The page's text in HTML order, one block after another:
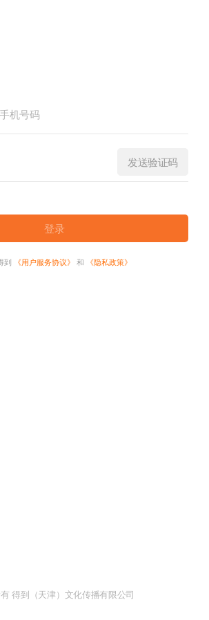
发送验证码
登录
到 《用户服务协议》 和 《隐私政策》
得到（天津）文化传播有限公司